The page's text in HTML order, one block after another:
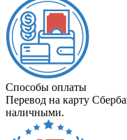
Способы оплаты
Перевод на карту
наличными.